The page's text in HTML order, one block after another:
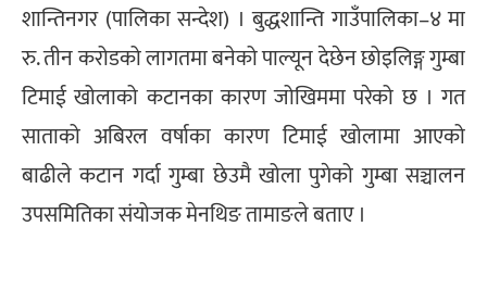
शान्तिनगर (पालिका सन्देश) । बुद्धशान्ति गाउँपालिका–४ मा
रु. तीन करोडको लागतमा बनेको पाल्यून देछेन छोइलिङ्ग गुम्बा
टिमाई खोलाको कटानका कारण जोखिममा परेको छ । गत
साताको अबिरल वर्षाका कारण टिमाई खोलामा आएको
बाढीले कटान गर्दा गुम्बा छेउमै खोला पुगेको गुम्बा सञ्चालन
उपसमितिका संयोजक मेनथिङ तामाङले बताए ।